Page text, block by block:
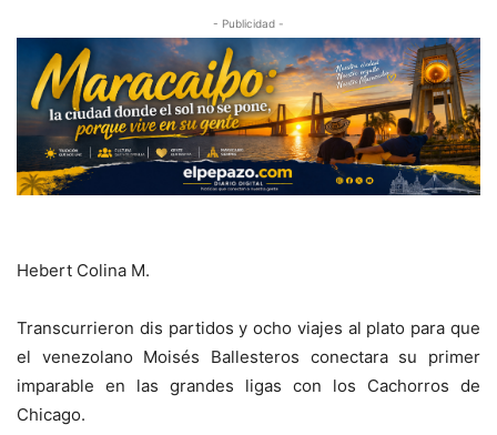
- Publicidad -
Hebert Colina M.
Transcurrieron dis partidos y ocho viajes al plato para que
el venezolano Moisés Ballesteros conectara su primer
imparable en las grandes ligas con los Cachorros de
Chicago.